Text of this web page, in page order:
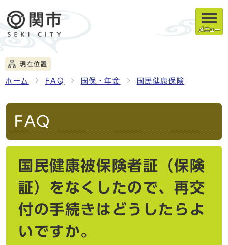
メニュー
現在位置
ホーム FAQ 国保・年金 国民健康保険
FAQ
国民健康被保険者証（保険
証）をなくしたので、再交
付の手続きはどうしたらよ
いですか。